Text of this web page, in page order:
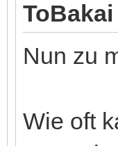
Nun zu
Wie oft